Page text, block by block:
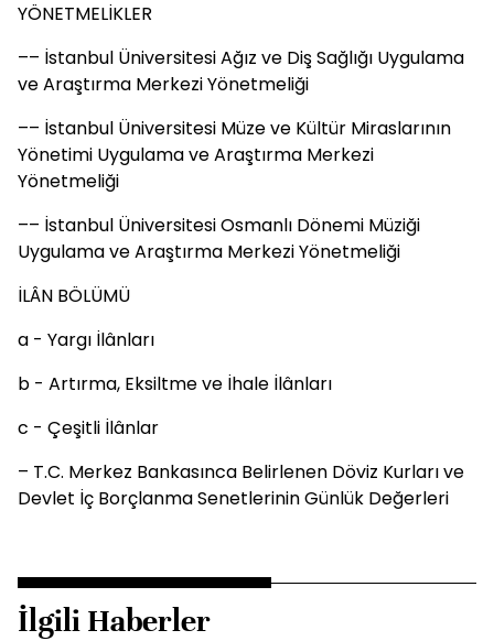
YÖNETMELİKLER
–– İstanbul Üniversitesi Ağız ve Diş Sağlığı Uygulama
ve Araştırma Merkezi Yönetmeliği
–– İstanbul Üniversitesi Müze ve Kültür Miraslarının
Yönetimi Uygulama ve Araştırma Merkezi
Yönetmeliği
–– İstanbul Üniversitesi Osmanlı Dönemi Müziği
Uygulama ve Araştırma Merkezi Yönetmeliği
İLÂN BÖLÜMÜ
a - Yargı İlânları
b - Artırma, Eksiltme ve İhale İlânları
c - Çeşitli İlânlar
– T.C. Merkez Bankasınca Belirlenen Döviz Kurları ve
Devlet İç Borçlanma Senetlerinin Günlük Değerleri
İlgili Haberler